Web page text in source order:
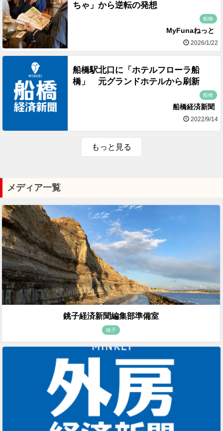
ちゃ」から逆転の発想
船橋
MyFunaねっと
2026/1/22
船橋駅北口に「ホテルフローラ船
橋」 元グランドホテルから刷新
船橋
船橋経済新聞
2022/9/14
もっと見る
メディア一覧
銚子経済新聞編集部準備室
銚子